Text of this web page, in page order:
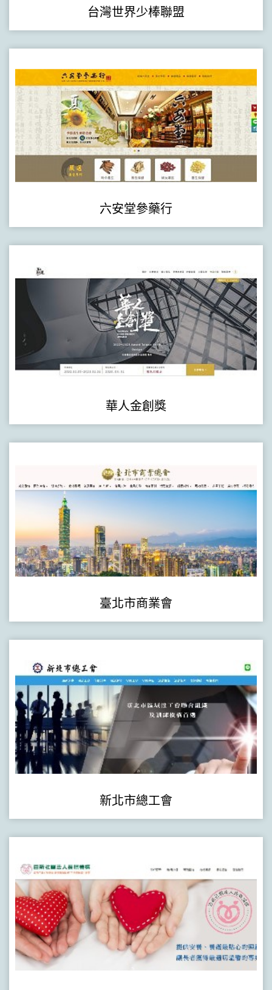
台灣世界少棒聯盟
六安堂參藥行
華人金創獎
臺北市商業會
新北市總工會